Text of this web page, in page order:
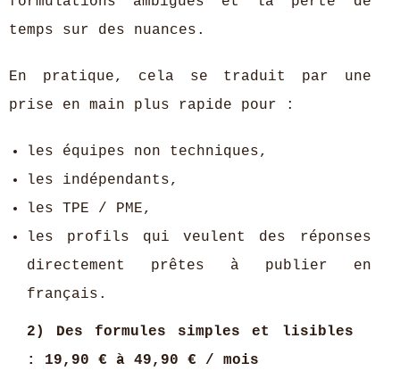
temps sur des nuances.
En pratique, cela se traduit par une
prise en main plus rapide pour :
les équipes non techniques,
les indépendants,
les TPE / PME,
les profils qui veulent des réponses
directement prêtes à publier en
français.
2) Des formules simples et lisibles
: 19,90 € à 49,90 € / mois